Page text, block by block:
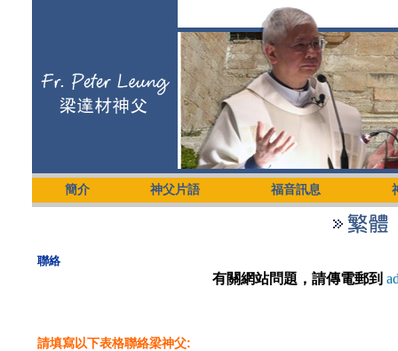
簡介 神父片語 福音訊息
聯絡
有關網站問題，請傳電郵到
請填寫以下表格聯絡梁神父: